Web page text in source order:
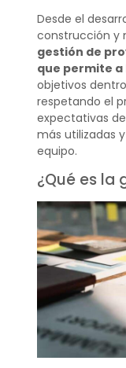
Desde el
construcción y
gestión de
que permite
objetivos
respetando el
expectativas
más utilizadas
equipo.
¿Qué es la